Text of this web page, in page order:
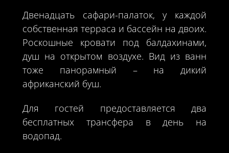
Двенадцать сафари-палаток, у каждой
собственная терраса и бассейн на двоих.
Роскошные кровати под балдахинами,
душ на открытом воздухе. Вид из ванн
тоже панорамный – на дикий
африканский буш.
Для гостей предоставляется два
бесплатных трансфера в день на
водопад.